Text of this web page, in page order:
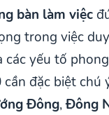
bàn làm việc
trong việc
các yếu tố
đặc biệt chú
Đông,Đông